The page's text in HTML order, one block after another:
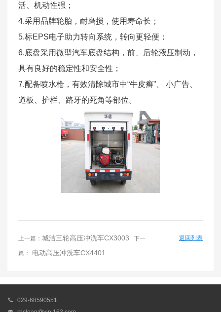
活、机动性强；
4.采用品牌轮胎，耐磨损，使用寿命长；
5.标EPS电子助力转向系统，转向更轻便；
6.底盘采用微型汽车底盘结构，前、后轮液压制动，
具有良好的稳定性和安全性；
7.配备喷水枪，有效清除城市中“牛皮癣”、 小广告、
道板、护栏、路牙的死角等部位。
上一篇： 城洁三轮高压冲洗车CX3003 下一
篇： 电动高压冲洗车CX4401
返回列表
 029-68590551